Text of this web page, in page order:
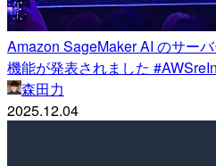
Amazon SageMaker AI のサー
機能が発表されました
森田力
2025.12.04